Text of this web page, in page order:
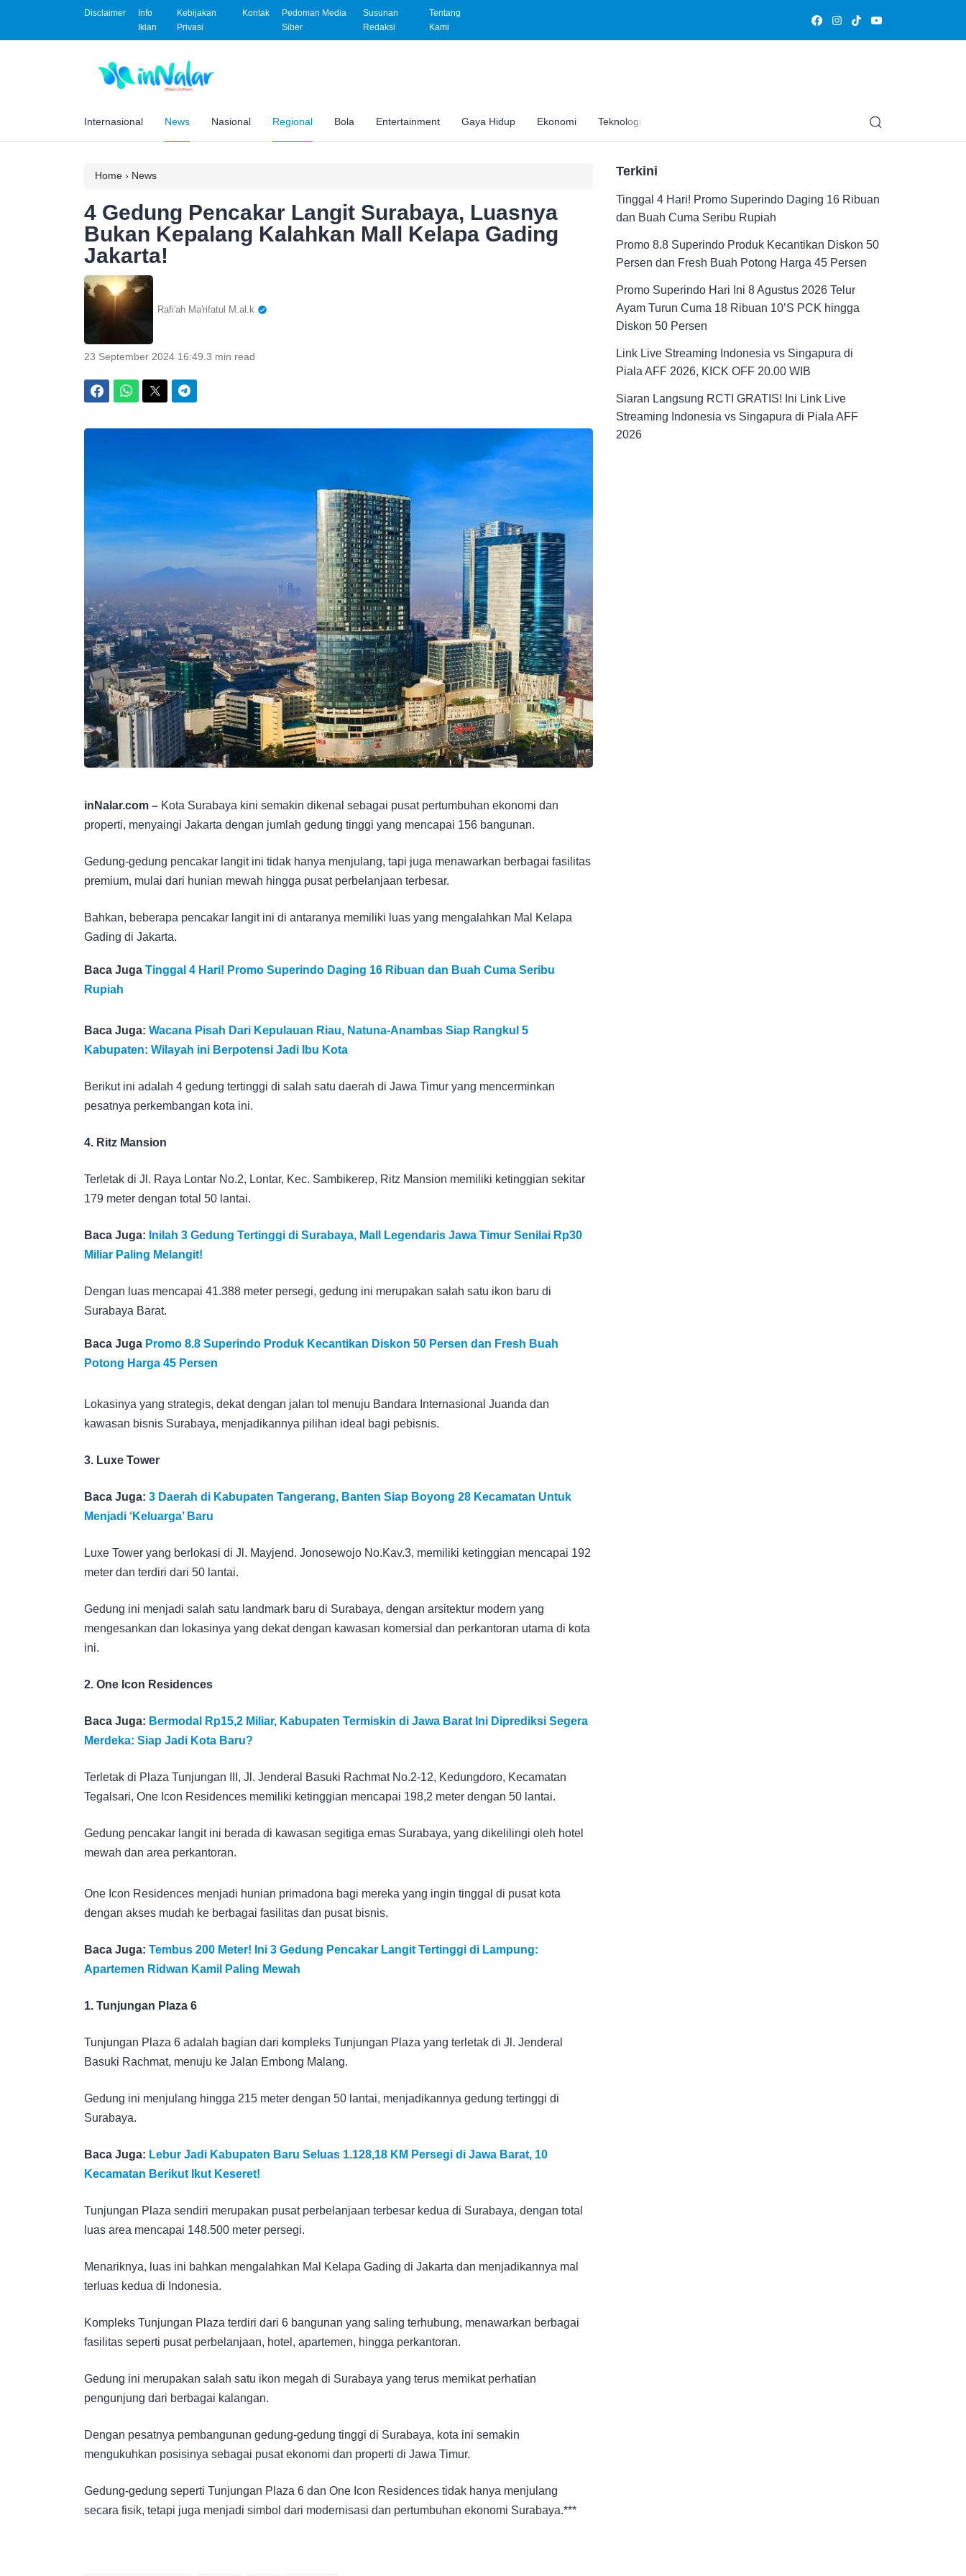
Disclaimer
Info
Iklan
Kebijakan
Privasi
Kontak
Pedoman Media
Siber
Susunan
Redaksi
Tentang
Kami
Internasional News Nasional Regional Bola Entertainment Gaya Hidup Ekonomi Teknologi Edukasi
Home › News
4 Gedung Pencakar Langit Surabaya, Luasnya
Bukan Kepalang Kalahkan Mall Kelapa Gading
Jakarta!
Rafi'ah Ma'rifatul M.al.k
23 September 2024 16:49 3 min read
inNalar.com – Kota Surabaya kini semakin dikenal sebagai pusat pertumbuhan ekonomi dan
properti, menyaingi Jakarta dengan jumlah gedung tinggi yang mencapai 156 bangunan.
Gedung-gedung pencakar langit ini tidak hanya menjulang, tapi juga menawarkan berbagai fasilitas
premium, mulai dari hunian mewah hingga pusat perbelanjaan terbesar.
Bahkan, beberapa pencakar langit ini di antaranya memiliki luas yang mengalahkan Mal Kelapa
Gading di Jakarta.
Baca Juga Tinggal 4 Hari! Promo Superindo Daging 16 Ribuan dan Buah Cuma Seribu
Rupiah
Baca Juga: Wacana Pisah Dari Kepulauan Riau, Natuna-Anambas Siap Rangkul 5
Kabupaten: Wilayah ini Berpotensi Jadi Ibu Kota
Berikut ini adalah 4 gedung tertinggi di salah satu daerah di Jawa Timur yang mencerminkan
pesatnya perkembangan kota ini.
4. Ritz Mansion
Terletak di Jl. Raya Lontar No.2, Lontar, Kec. Sambikerep, Ritz Mansion memiliki ketinggian sekitar
179 meter dengan total 50 lantai.
Baca Juga: Inilah 3 Gedung Tertinggi di Surabaya, Mall Legendaris Jawa Timur Senilai Rp30
Miliar Paling Melangit!
Dengan luas mencapai 41.388 meter persegi, gedung ini merupakan salah satu ikon baru di
Surabaya Barat.
Baca Juga Promo 8.8 Superindo Produk Kecantikan Diskon 50 Persen dan Fresh Buah
Potong Harga 45 Persen
Lokasinya yang strategis, dekat dengan jalan tol menuju Bandara Internasional Juanda dan
kawasan bisnis Surabaya, menjadikannya pilihan ideal bagi pebisnis.
3. Luxe Tower
Baca Juga: 3 Daerah di Kabupaten Tangerang, Banten Siap Boyong 28 Kecamatan Untuk
Menjadi ‘Keluarga’ Baru
Luxe Tower yang berlokasi di Jl. Mayjend. Jonosewojo No.Kav.3, memiliki ketinggian mencapai 192
meter dan terdiri dari 50 lantai.
Gedung ini menjadi salah satu landmark baru di Surabaya, dengan arsitektur modern yang
mengesankan dan lokasinya yang dekat dengan kawasan komersial dan perkantoran utama di kota
ini.
2. One Icon Residences
Baca Juga: Bermodal Rp15,2 Miliar, Kabupaten Termiskin di Jawa Barat Ini Diprediksi Segera
Merdeka: Siap Jadi Kota Baru?
Terletak di Plaza Tunjungan III, Jl. Jenderal Basuki Rachmat No.2-12, Kedungdoro, Kecamatan
Tegalsari, One Icon Residences memiliki ketinggian mencapai 198,2 meter dengan 50 lantai.
Gedung pencakar langit ini berada di kawasan segitiga emas Surabaya, yang dikelilingi oleh hotel
mewah dan area perkantoran.
One Icon Residences menjadi hunian primadona bagi mereka yang ingin tinggal di pusat kota
dengan akses mudah ke berbagai fasilitas dan pusat bisnis.
Baca Juga: Tembus 200 Meter! Ini 3 Gedung Pencakar Langit Tertinggi di Lampung:
Apartemen Ridwan Kamil Paling Mewah
1. Tunjungan Plaza 6
Tunjungan Plaza 6 adalah bagian dari kompleks Tunjungan Plaza yang terletak di Jl. Jenderal
Basuki Rachmat, menuju ke Jalan Embong Malang.
Gedung ini menjulang hingga 215 meter dengan 50 lantai, menjadikannya gedung tertinggi di
Surabaya.
Baca Juga: Lebur Jadi Kabupaten Baru Seluas 1.128,18 KM Persegi di Jawa Barat, 10
Kecamatan Berikut Ikut Keseret!
Tunjungan Plaza sendiri merupakan pusat perbelanjaan terbesar kedua di Surabaya, dengan total
luas area mencapai 148.500 meter persegi.
Menariknya, luas ini bahkan mengalahkan Mal Kelapa Gading di Jakarta dan menjadikannya mal
terluas kedua di Indonesia.
Kompleks Tunjungan Plaza terdiri dari 6 bangunan yang saling terhubung, menawarkan berbagai
fasilitas seperti pusat perbelanjaan, hotel, apartemen, hingga perkantoran.
Gedung ini merupakan salah satu ikon megah di Surabaya yang terus memikat perhatian
pengunjung dari berbagai kalangan.
Dengan pesatnya pembangunan gedung-gedung tinggi di Surabaya, kota ini semakin
mengukuhkan posisinya sebagai pusat ekonomi dan properti di Jawa Timur.
Gedung-gedung seperti Tunjungan Plaza 6 dan One Icon Residences tidak hanya menjulang
secara fisik, tetapi juga menjadi simbol dari modernisasi dan pertumbuhan ekonomi Surabaya.***
Terkini
Tinggal 4 Hari! Promo Superindo Daging 16 Ribuan
dan Buah Cuma Seribu Rupiah
Promo 8.8 Superindo Produk Kecantikan Diskon 50
Persen dan Fresh Buah Potong Harga 45 Persen
Promo Superindo Hari Ini 8 Agustus 2026 Telur
Ayam Turun Cuma 18 Ribuan 10’S PCK hingga
Diskon 50 Persen
Link Live Streaming Indonesia vs Singapura di
Piala AFF 2026, KICK OFF 20.00 WIB
Siaran Langsung RCTI GRATIS! Ini Link Live
Streaming Indonesia vs Singapura di Piala AFF
2026